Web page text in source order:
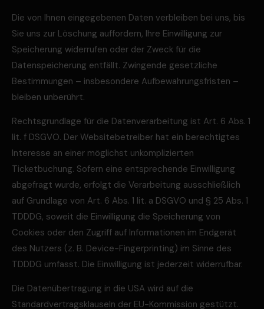
Die von Ihnen eingegebenen Daten verbleiben bei uns, bis
Sie uns zur Löschung auffordern, Ihre Einwilligung zur
Speicherung widerrufen oder der Zweck für die
Datenspeicherung entfällt. Zwingende gesetzliche
Bestimmungen – insbesondere Aufbewahrungsfristen –
bleiben unberührt.
Rechtsgrundlage für die Datenverarbeitung ist Art. 6 Abs. 1
lit. f DSGVO. Der Websitebetreiber hat ein berechtigtes
Interesse an einer möglichst unkomplizierten
Ticketbuchung. Sofern eine entsprechende Einwilligung
abgefragt wurde, erfolgt die Verarbeitung ausschließlich
auf Grundlage von Art. 6 Abs. 1 lit. a DSGVO und § 25 Abs. 1
TDDDG, soweit die Einwilligung die Speicherung von
Cookies oder den Zugriff auf Informationen im Endgerät
des Nutzers (z. B. Device-Fingerprinting) im Sinne des
TDDDG umfasst. Die Einwilligung ist jederzeit widerrufbar.
Die Datenübertragung in die USA wird auf die
Standardvertragsklauseln der EU-Kommission gestützt.